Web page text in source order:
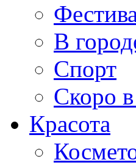
В
Спорт
Скоро
Красота